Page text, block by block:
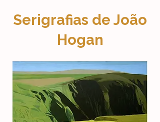
Serigrafias de João
Hogan